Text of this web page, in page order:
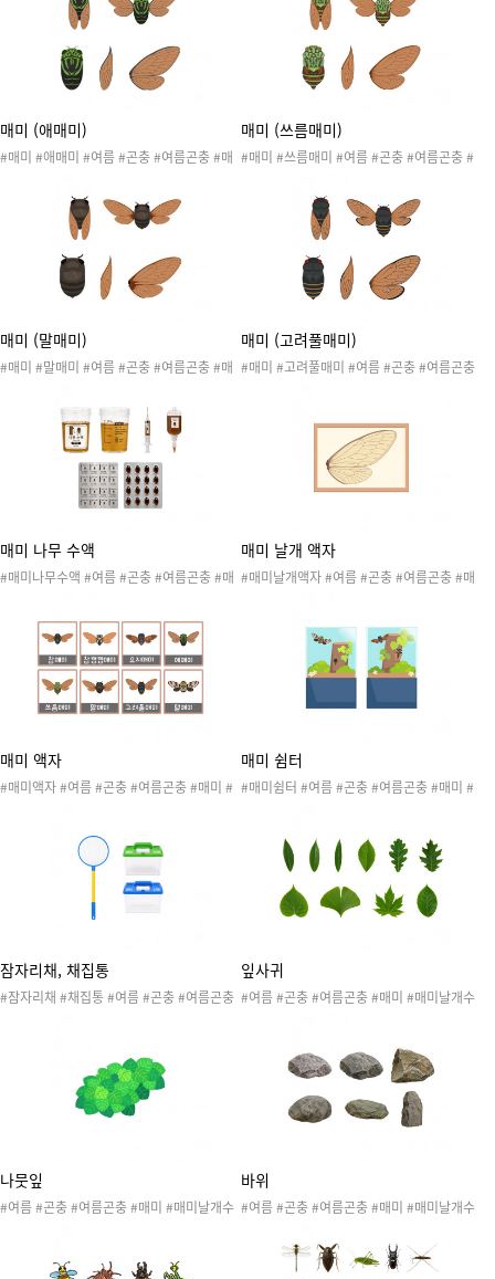
동 #매미날개수리점놀이 #여름놀이 #여름활
동 #여름도안
#매미날개수리점놀이 #여름놀이 #여름활동
매미 (애매미)
#매미 #애매미 #여름 #곤충 #여름곤충 #매
곤충활동 #곤충도안 #매미도안 #매미활동 #
매미날개수리점놀이 #여름놀이 #여름활동 #
매미 (쓰름매미)
#매미 #쓰름매미 #여름 #곤충 #여름곤충 #
#곤충활동 #곤충도안 #매미도안 #매미활동
#매미날개수리점놀이 #여름놀이 #여름활동
매미 (말매미)
#매미 #말매미 #여름 #곤충 #여름곤충 #매
곤충활동 #곤충도안 #매미도안 #매미활동 #
매미날개수리점놀이 #여름놀이 #여름활동 #
매미 (고려풀매미)
#매미 #고려풀매미 #여름 #곤충 #여름곤충
동 #매미날개수리점놀이 #여름놀이 #여름활
매미 나무 수액
#매미나무수액 #여름 #곤충 #여름곤충 #매
곤충활동 #곤충도안 #매미도안 #매미활동 #
매미날개수리점놀이 #여름놀이 #여름활동 #
여름도안
매미 날개 액자
#매미날개액자 #여름 #곤충 #여름곤충 #매
매미날개수리점놀이 #여름놀이 #여름활동 #
매미 액자
#매미액자 #여름 #곤충 #여름곤충 #매미 #
날개수리점놀이 #여름놀이 #여름활동 #여름
도안 #참매미 #참깽깽매미 #유지매미 #애매
미 #쓰름매미 #말매미 #고려풀매미 #털매미
매미 쉼터
#매미쉼터 #여름 #곤충 #여름곤충 #매미 #
날개수리점놀이 #여름놀이 #여름활동 #여름
잠자리채, 채집통
#잠자리채 #채집통 #여름 #곤충 #여름곤충
동 #매미날개수리점놀이 #여름놀이 #여름활
잎사귀
#여름 #곤충 #여름곤충 #매미 #매미날개수
놀이 #여름놀이 #여름활동 #여름도안 #나뭇
나뭇잎
#여름 #곤충 #여름곤충 #매미 #매미날개수
놀이 #여름놀이 #여름활동 #여름도안
바위
#여름 #곤충 #여름곤충 #매미 #매미날개수
도안 #매미도안 #매미활동 #매미날개수리점
놀이 #여름놀이 #여름활동 #여름도안 #돌